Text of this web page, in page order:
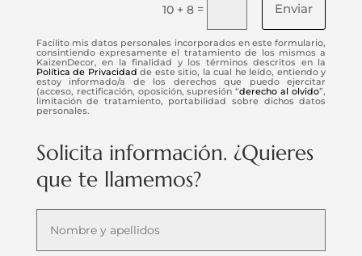
10 + 8 = Enviar
Facilito mis datos personales incorporados en este formulario,
consintiendo expresamente el tratamiento de los mismos a
KaizenDecor, en la finalidad y los términos descritos en la
Política de Privacidad de este sitio, la cual he leído, entiendo y
estoy informado/a de los derechos que puedo ejercitar
(acceso, rectificación, oposición, supresión “derecho al olvido”,
limitación de tratamiento, portabilidad sobre dichos datos
personales.
Solicita información. ¿Quieres
que te llamemos?